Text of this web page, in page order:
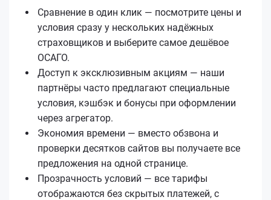
Сравнение в один клик — посмотрите цены и
условия сразу у нескольких надёжных
страховщиков и выберите самое дешёвое
ОСАГО.
Доступ к эксклюзивным акциям — наши
партнёры часто предлагают специальные
условия, кэшбэк и бонусы при оформлении
через агрегатор.
Экономия времени — вместо обзвона и
проверки десятков сайтов вы получаете все
предложения на одной странице.
Прозрачность условий — все тарифы
отображаются без скрытых платежей, с